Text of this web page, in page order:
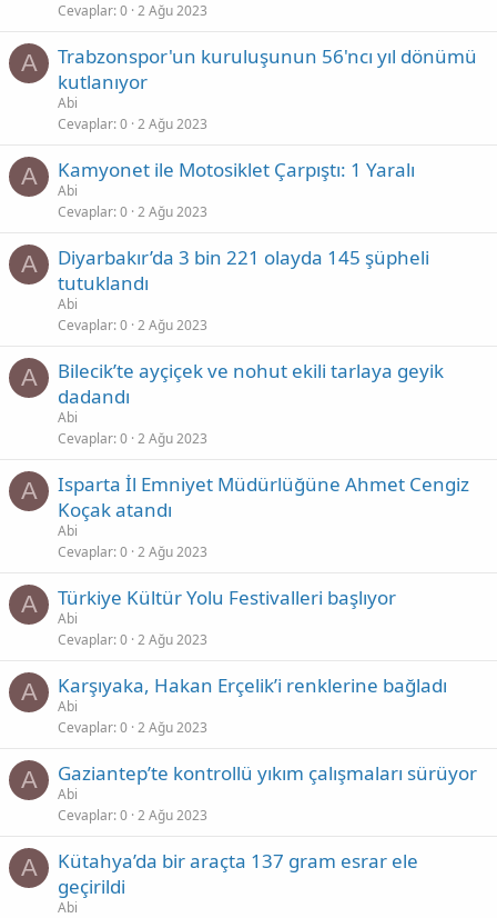
Cevaplar 0 2 Ağu 2023
A
Trabzonspor'un kuruluşunun 56'ncı yıl dönümü
kutlanıyor
Abi
Cevaplar 0 2 Ağu 2023
A Kamyonet ile Motosiklet Çarpıştı: 1 Yaralı
Abi
Cevaplar 0 2 Ağu 2023
A
Diyarbakır’da 3 bin 221 olayda 145 şüpheli
tutuklandı
Abi
Cevaplar 0 2 Ağu 2023
A
Bilecik’te ayçiçek ve nohut ekili tarlaya geyik
dadandı
Abi
Cevaplar 0 2 Ağu 2023
A
Isparta İl Emniyet Müdürlüğüne Ahmet Cengiz
Koçak atandı
Abi
Cevaplar 0 2 Ağu 2023
A Türkiye Kültür Yolu Festivalleri başlıyor
Abi
Cevaplar 0 2 Ağu 2023
A Karşıyaka, Hakan Erçelik’i renklerine bağladı
Abi
Cevaplar 0 2 Ağu 2023
A Gaziantep’te kontrollü yıkım çalışmaları sürüyor
Abi
Cevaplar 0 2 Ağu 2023
A
Kütahya’da bir araçta 137 gram esrar ele
geçirildi
Abi